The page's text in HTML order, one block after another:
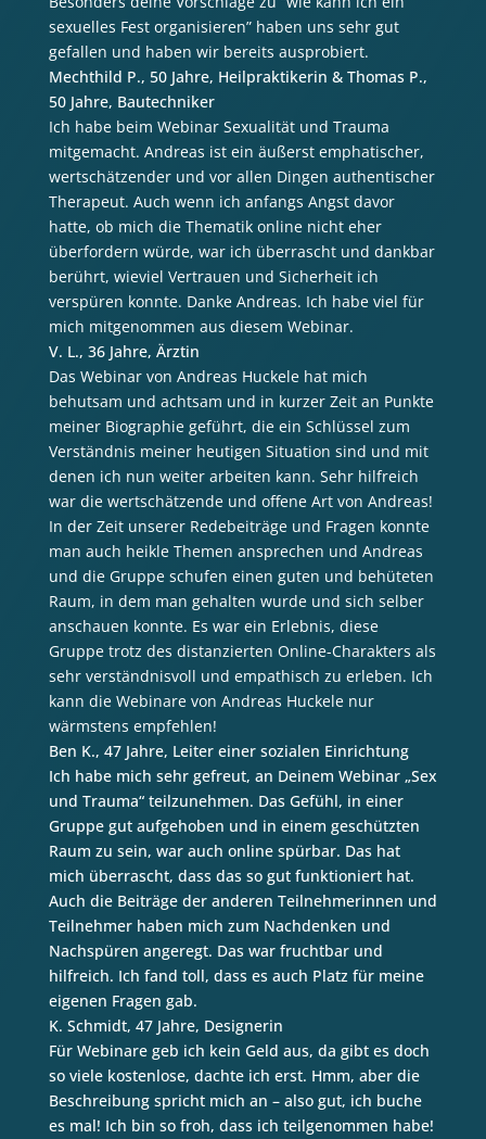
sexuelles Fest organisieren” haben uns sehr gut
gefallen und haben wir bereits ausprobiert.
Mechthild P., 50 Jahre, Heilpraktikerin & Thomas P.,
50 Jahre, Bautechniker
Ich habe beim Webinar Sexualität und Trauma
mitgemacht. Andreas ist ein äußerst emphatischer,
wertschätzender und vor allen Dingen authentischer
Therapeut. Auch wenn ich anfangs Angst davor
hatte, ob mich die Thematik online nicht eher
überfordern würde, war ich überrascht und dankbar
berührt, wieviel Vertrauen und Sicherheit ich
verspüren konnte. Danke Andreas. Ich habe viel für
mich mitgenommen aus diesem Webinar.
V. L., 36 Jahre, Ärztin
Das Webinar von Andreas Huckele hat mich
behutsam und achtsam und in kurzer Zeit an Punkte
meiner Biographie geführt, die ein Schlüssel zum
Verständnis meiner heutigen Situation sind und mit
denen ich nun weiter arbeiten kann. Sehr hilfreich
war die wertschätzende und offene Art von Andreas!
In der Zeit unserer Redebeiträge und Fragen konnte
man auch heikle Themen ansprechen und Andreas
und die Gruppe schufen einen guten und behüteten
Raum, in dem man gehalten wurde und sich selber
anschauen konnte. Es war ein Erlebnis, diese
Gruppe trotz des distanzierten Online-Charakters als
sehr verständnisvoll und empathisch zu erleben. Ich
kann die Webinare von Andreas Huckele nur
wärmstens empfehlen!
Ben K., 47 Jahre, Leiter einer sozialen Einrichtung
Ich habe mich sehr gefreut, an Deinem Webinar „Sex
und Trauma“ teilzunehmen. Das Gefühl, in einer
Gruppe gut aufgehoben und in einem geschützten
Raum zu sein, war auch online spürbar. Das hat
mich überrascht, dass das so gut funktioniert hat.
Auch die Beiträge der anderen Teilnehmerinnen und
Teilnehmer haben mich zum Nachdenken und
Nachspüren angeregt. Das war fruchtbar und
hilfreich. Ich fand toll, dass es auch Platz für meine
eigenen Fragen gab.
K. Schmidt, 47 Jahre, Designerin
Für Webinare geb ich kein Geld aus, da gibt es doch
so viele kostenlose, dachte ich erst. Hmm, aber die
Beschreibung spricht mich an – also gut, ich buche
es mal! Ich bin so froh, dass ich teilgenommen habe!